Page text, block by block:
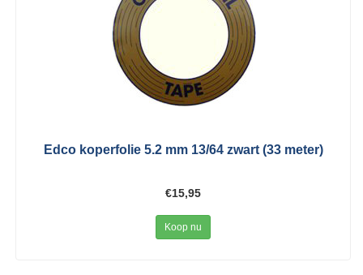
Edco koperfolie 5.2 mm 13/64 zwart (33 meter)
€15,95
Koop nu